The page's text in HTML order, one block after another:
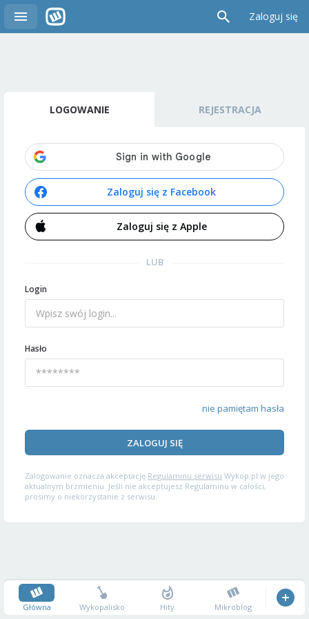
Zaloguj się
LOGOWANIE REJESTRACJA
Zaloguj się z Facebook
Zaloguj się z Apple
LUB
Login
Hasło
nie pamiętam hasła
ZALOGUJ SIĘ
Zalogowanie oznacza akceptację Regulaminu serwisu Wykop.pl w jego
aktualnym brzmieniu. Jeśli nie akceptujesz Regulaminu w całości,
prosimy o niekorzystanie z serwisu.
Główna Wykopalisko Hity Mikroblog